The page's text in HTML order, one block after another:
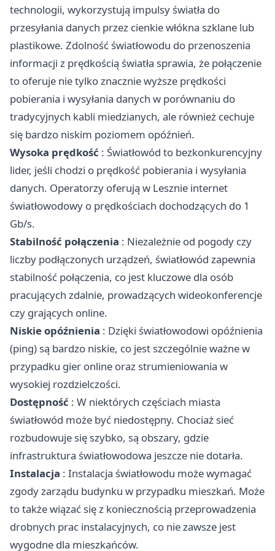
technologii, wykorzystują impulsy światła do
przesyłania danych przez cienkie włókna szklane lub
plastikowe. Zdolność światłowodu do przenoszenia
informacji z prędkością światła sprawia, że połączenie
to oferuje nie tylko znacznie wyższe prędkości
pobierania i wysyłania danych w porównaniu do
tradycyjnych kabli miedzianych, ale również cechuje
się bardzo niskim poziomem opóźnień.
Wysoka prędkość : Światłowód to bezkonkurencyjny
lider, jeśli chodzi o prędkość pobierania i wysyłania
danych. Operatorzy oferują w Lesznie internet
światłowodowy o prędkościach dochodzących do 1
Gb/s.
Stabilność połączenia : Niezależnie od pogody czy
liczby podłączonych urządzeń, światłowód zapewnia
stabilność połączenia, co jest kluczowe dla osób
pracujących zdalnie, prowadzących wideokonferencje
czy grających online.
Niskie opóźnienia : Dzięki światłowodowi opóźnienia
(ping) są bardzo niskie, co jest szczególnie ważne w
przypadku gier online oraz strumieniowania w
wysokiej rozdzielczości.
Dostępność : W niektórych częściach miasta
światłowód może być niedostępny. Chociaż sieć
rozbudowuje się szybko, są obszary, gdzie
infrastruktura światłowodowa jeszcze nie dotarła.
Instalacja : Instalacja światłowodu może wymagać
zgody zarządu budynku w przypadku mieszkań. Może
to także wiązać się z koniecznością przeprowadzenia
drobnych prac instalacyjnych, co nie zawsze jest
wygodne dla mieszkańców.